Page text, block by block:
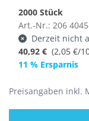
2000 Stück
Art.-Nr.: 206
Derzeit nicht
40,92 € (2,05 €/
11 % Ersparnis
Preisangaben inkl.